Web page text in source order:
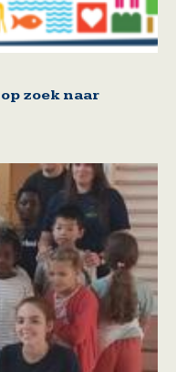
zoek naar